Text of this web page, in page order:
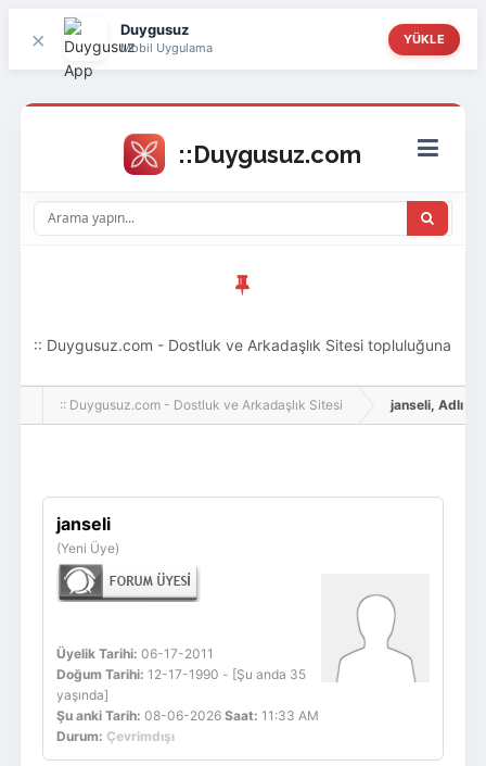
× Duygusuz
Mobil Uygulama
YÜKLE
:: Duygusuz.com - Dostluk ve Arkadaşlık Sitesi topluluğuna
hoş geldin ziyaretçi! Aramıza katılmak istersen kayıt
:: Duygusuz.com - Dostluk ve Arkadaşlık Sitesi janseli, Adlı
janseli
(Yeni Üye)
Üyelik Tarihi: 06-17-2011
Doğum Tarihi: 12-17-1990 - [Şu anda 35
yaşında]
Şu anki Tarih: 08-06-2026 Saat: 11:33 AM
Durum: Çevrimdışı